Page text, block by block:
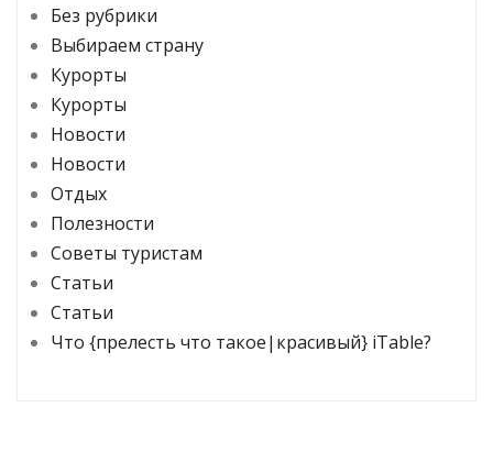
Без рубрики
Выбираем страну
Курорты
Курорты
Новости
Новости
Отдых
Полезности
Советы туристам
Статьи
Статьи
Что {прелесть что такое|красивый} iTable?